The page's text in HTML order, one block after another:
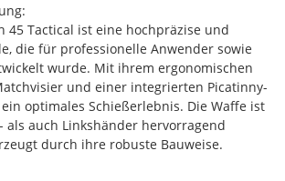
45 Tactical ist eine hochpräzise und
die für professionelle Anwender sowie
wurde. Mit ihrem ergonomischen
und einer integrierten Picatinny-
optimales Schießerlebnis. Die Waffe ist
als auch Linkshänder hervorragend
durch ihre robuste Bauweise.